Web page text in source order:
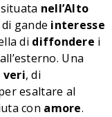
nell’Alto
di gande interesse
di diffondere i
Una
veri, di
esaltare al
con amore.